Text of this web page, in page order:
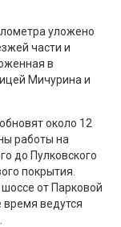
уложено
части и
в
Мичурина и
около 12
работы на
до Пулковского
покрытия.
от Парковой
ведутся